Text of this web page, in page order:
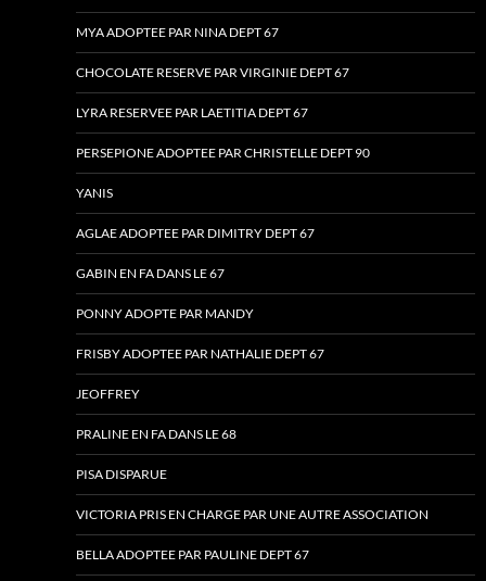
MYA ADOPTEE PAR NINA DEPT 67
CHOCOLATE RESERVE PAR VIRGINIE DEPT 67
LYRA RESERVEE PAR LAETITIA DEPT 67
PERSEPIONE ADOPTEE PAR CHRISTELLE DEPT 90
YANIS
AGLAE ADOPTEE PAR DIMITRY DEPT 67
GABIN EN FA DANS LE 67
PONNY ADOPTE PAR MANDY
FRISBY ADOPTEE PAR NATHALIE DEPT 67
JEOFFREY
PRALINE EN FA DANS LE 68
PISA DISPARUE
VICTORIA PRIS EN CHARGE PAR UNE AUTRE ASSOCIATION
BELLA ADOPTEE PAR PAULINE DEPT 67